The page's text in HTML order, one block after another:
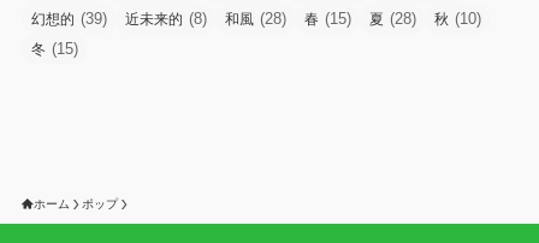
幻想的 (39) 近未来的 (8) 和風 (28) 春 (15) 夏 (28) 秋 (10)
冬 (15)
ホーム ポップ